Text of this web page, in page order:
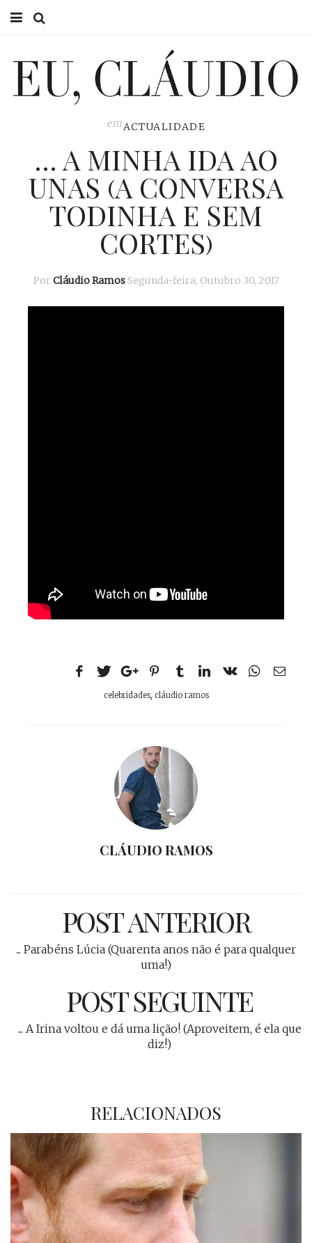
EU CLÁUDIO
EU, PAI
ACTUALIDADE
emACTUALIDADE
… A MINHA IDA AO
UNAS (A CONVERSA
TODINHA E SEM
CORTES)
Por Cláudio Ramos Segunda-feira, Outubro 30, 2017
celebridades, cláudio ramos
CLÁUDIO RAMOS
POST ANTERIOR
... Parabéns Lúcia (Quarenta anos não é para qualquer
uma!)
POST SEGUINTE
... A Irina voltou e dá uma lição! (Aproveitem, é ela que
diz!)
RELACIONADOS